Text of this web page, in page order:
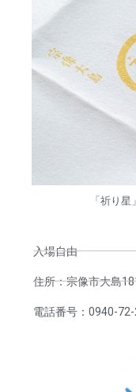
「祈り
入場自由
住所：宗像市大島
電話番号：0940-